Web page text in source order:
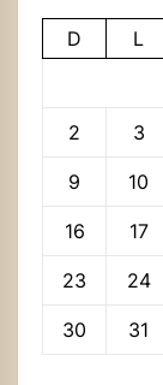
D L
2 3
9 10
16 17
23 24
30
31